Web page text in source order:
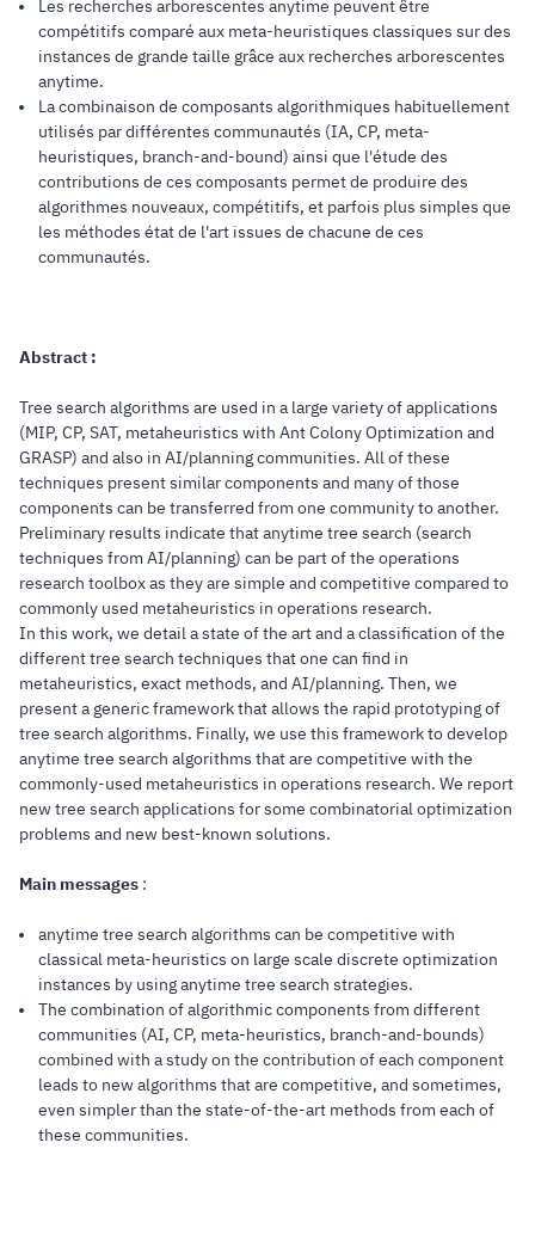
Les recherches arborescentes anytime peuvent être
compétitifs comparé aux meta-heuristiques classiques sur des
instances de grande taille grâce aux recherches arborescentes
anytime.
La combinaison de composants algorithmiques habituellement
utilisés par différentes communautés (IA, CP, meta-
heuristiques, branch-and-bound) ainsi que l'étude des
contributions de ces composants permet de produire des
algorithmes nouveaux, compétitifs, et parfois plus simples que
les méthodes état de l'art issues de chacune de ces
communautés.
Abstract :
Tree search algorithms are used in a large variety of applications
(MIP, CP, SAT, metaheuristics with Ant Colony Optimization and
GRASP) and also in AI/planning communities. All of these
techniques present similar components and many of those
components can be transferred from one community to another.
Preliminary results indicate that anytime tree search (search
techniques from AI/planning) can be part of the operations
research toolbox as they are simple and competitive compared to
commonly used metaheuristics in operations research.
In this work, we detail a state of the art and a classification of the
different tree search techniques that one can find in
metaheuristics, exact methods, and AI/planning. Then, we
present a generic framework that allows the rapid prototyping of
tree search algorithms. Finally, we use this framework to develop
anytime tree search algorithms that are competitive with the
commonly-used metaheuristics in operations research. We report
new tree search applications for some combinatorial optimization
problems and new best-known solutions.
Main messages :
anytime tree search algorithms can be competitive with
classical meta-heuristics on large scale discrete optimization
instances by using anytime tree search strategies.
The combination of algorithmic components from different
communities (AI, CP, meta-heuristics, branch-and-bounds)
combined with a study on the contribution of each component
leads to new algorithms that are competitive, and sometimes,
even simpler than the state-of-the-art methods from each of
these communities.